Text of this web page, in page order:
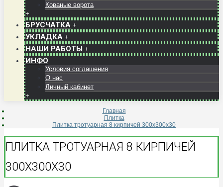
Кованые ворота
+
БРУСЧАТКА +
УКЛАДКА +
НАШИ РАБОТЫ +
ИНФО
Условия соглашения
О нас
Личный кабинет
+
Главная
Плитка
Плитка тротуарная 8 кирпичей 300х300х30
ПЛИТКА ТРОТУАРНАЯ 8 КИРПИЧЕЙ
300Х300Х30